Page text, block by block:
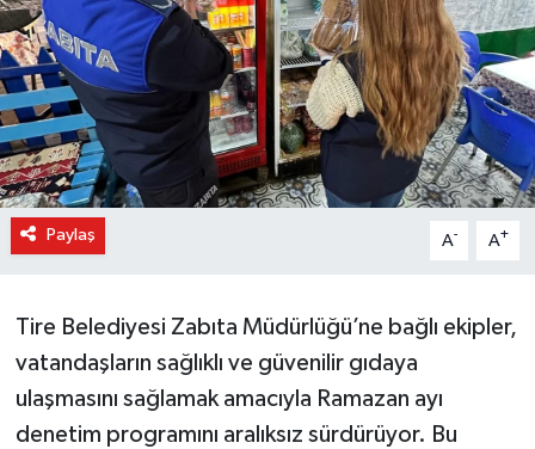
Paylaş A- A+
Tire Belediyesi Zabıta Müdürlüğü’ne bağlı ekipler,
vatandaşların sağlıklı ve güvenilir gıdaya
ulaşmasını sağlamak amacıyla Ramazan ayı
denetim programını aralıksız sürdürüyor. Bu